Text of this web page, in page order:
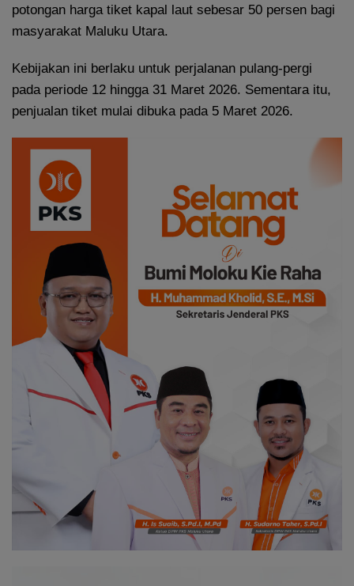
potongan harga tiket kapal laut sebesar 50 persen bagi
masyarakat Maluku Utara.
Kebijakan ini berlaku untuk perjalanan pulang-pergi
pada periode 12 hingga 31 Maret 2026. Sementara itu,
penjualan tiket mulai dibuka pada 5 Maret 2026.